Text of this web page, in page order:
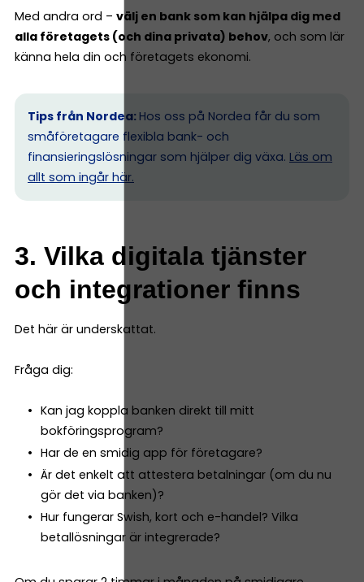
Med andra ord – välj en bank som kan hjälpa dig med
alla företagets (och dina privata) behov, och som lär
känna hela din och företagets ekonomi.
Tips från Nordea: Hos oss på Nordea får du som
småföretagare flexibla bank- och
finansieringslösningar som hjälper dig växa. Läs om
allt som ingår här.
3. Vilka digitala tjänster
och integrationer finns
Det här är underskattat.
Fråga dig:
Kan jag koppla banken direkt till mitt
bokföringsprogram?
Har de en smidig app för företagare?
Är det enkelt att attestera betalningar (om du nu
gör det via banken)?
Hur fungerar Swish, kort och e-handel? Vilka
betallösningar är integrerade?